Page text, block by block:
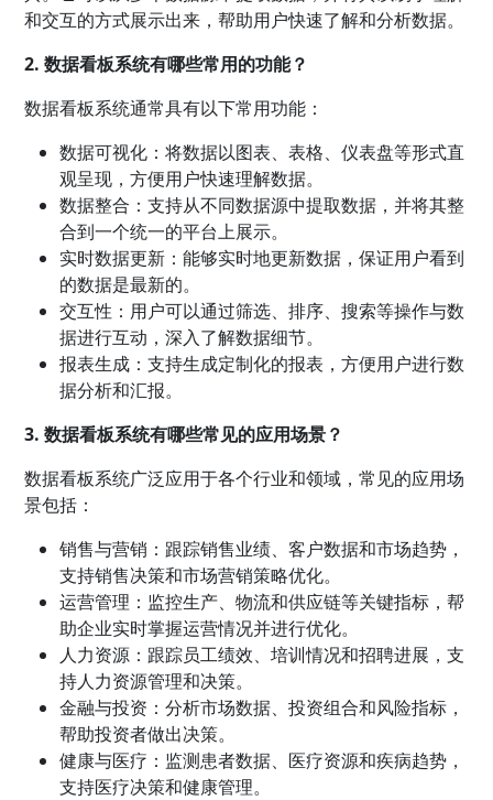
和交互的方式展示出来，帮助用户快速了解和分析数据。
2. 数据看板系统有哪些常用的功能？
数据看板系统通常具有以下常用功能：
数据可视化：将数据以图表、表格、仪表盘等形式直
观呈现，方便用户快速理解数据。
数据整合：支持从不同数据源中提取数据，并将其整
合到一个统一的平台上展示。
实时数据更新：能够实时地更新数据，保证用户看到
的数据是最新的。
交互性：用户可以通过筛选、排序、搜索等操作与数
据进行互动，深入了解数据细节。
报表生成：支持生成定制化的报表，方便用户进行数
据分析和汇报。
3. 数据看板系统有哪些常见的应用场景？
数据看板系统广泛应用于各个行业和领域，常见的应用场
景包括：
销售与营销：跟踪销售业绩、客户数据和市场趋势，
支持销售决策和市场营销策略优化。
运营管理：监控生产、物流和供应链等关键指标，帮
助企业实时掌握运营情况并进行优化。
人力资源：跟踪员工绩效、培训情况和招聘进展，支
持人力资源管理和决策。
金融与投资：分析市场数据、投资组合和风险指标，
帮助投资者做出决策。
健康与医疗：监测患者数据、医疗资源和疾病趋势，
支持医疗决策和健康管理。